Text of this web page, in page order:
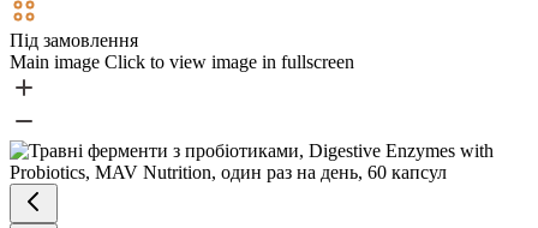
Під замовлення
Main image Click to view image in fullscreen